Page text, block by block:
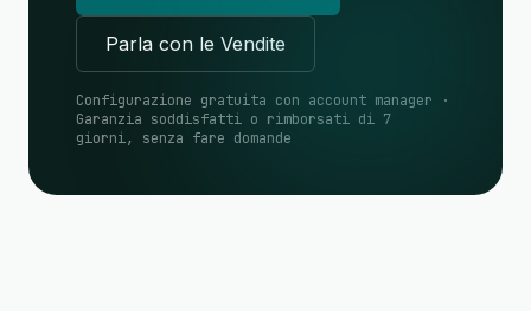
Parla con le Vendite
Configurazione gratuita con account manager ·
Garanzia soddisfatti o rimborsati di 7
giorni, senza fare domande